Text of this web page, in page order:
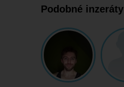
Podobné inzeráty